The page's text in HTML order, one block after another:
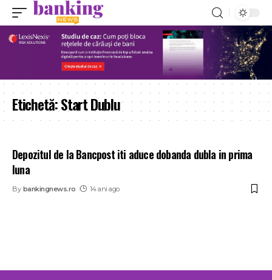
Etichetă:Start Dublu
Depozitul de la Bancpost iti aduce dobanda dubla in prima
luna
By bankingnews.ro 14 ani ago